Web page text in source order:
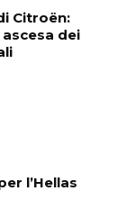
Citroën:
dei
l’Hellas